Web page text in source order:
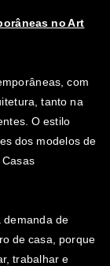
no Art
com
tanto na
O estilo
dos modelos de
demanda de
de casa, porque
trabalhar e